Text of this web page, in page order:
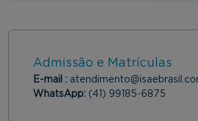
Admissão e Matrículas
E-mail :
WhatsApp: (41) 99185-6875